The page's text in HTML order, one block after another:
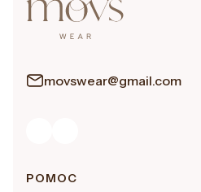
movswear@gmail.com
Linki w stopce
POMOC